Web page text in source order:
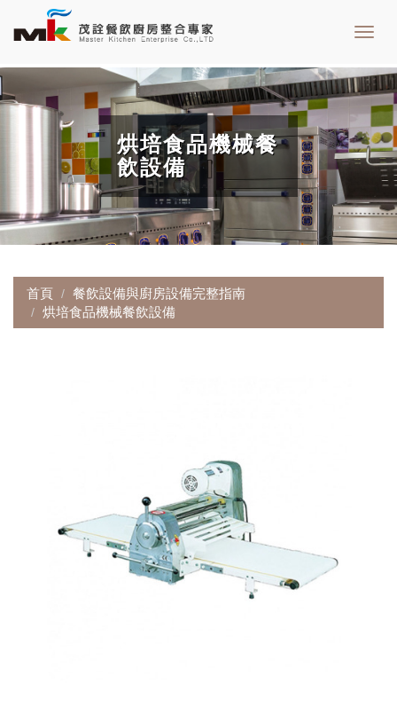
烘培食品機械餐
飲設備
首頁
餐飲設備與廚房設備完整指南
烘培食品機械餐飲設備